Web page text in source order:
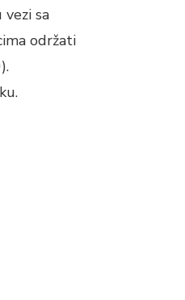
sa
održati